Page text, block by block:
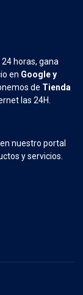
horas, gana
en Google y
de Tienda
las 24H.
nuestro portal
y servicios.